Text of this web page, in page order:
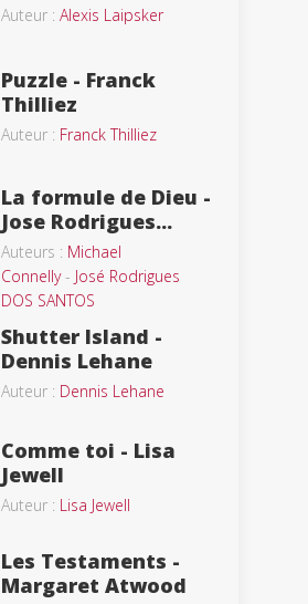
Auteur : Alexis Laipsker
Puzzle - Franck
Thilliez
Auteur : Franck Thilliez
La formule de Dieu -
Jose Rodrigues...
Auteurs : Michael
Connelly- José Rodrigues
DOS SANTOS
Shutter Island -
Dennis Lehane
Auteur : Dennis Lehane
Comme toi - Lisa
Jewell
Auteur : Lisa Jewell
Les Testaments -
Margaret Atwood